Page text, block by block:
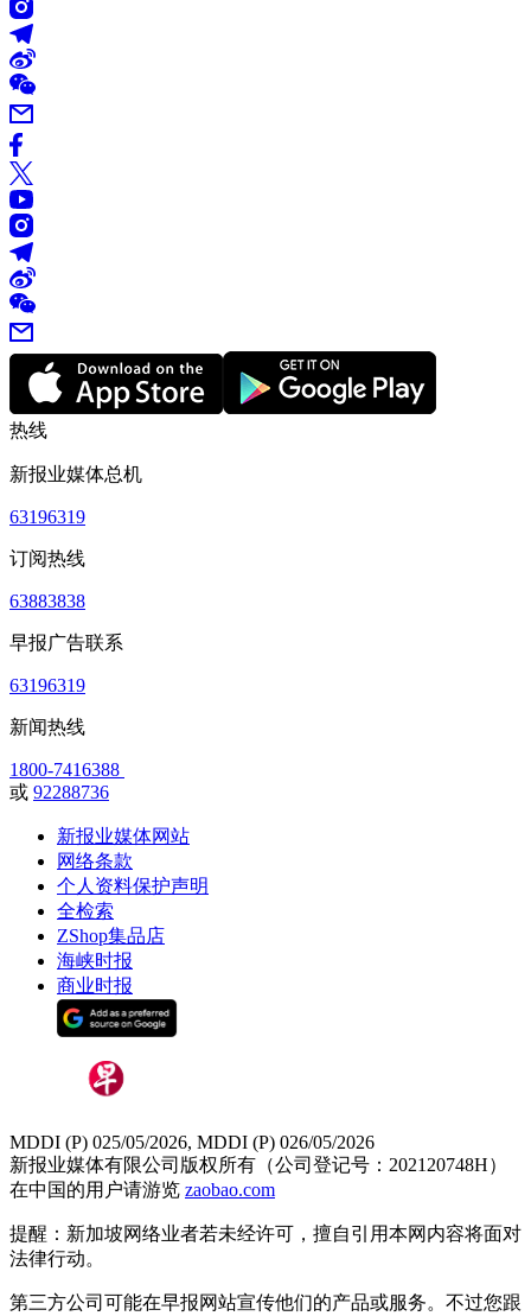
热线
新报业媒体总机
63196319
订阅热线
63883838
早报广告联系
63196319
新闻热线
1800-7416388
或 92288736
新报业媒体网站
网络条款
个人资料保护声明
全检索
ZShop集品店
海峡时报
商业时报
MDDI (P) 025/05/2026, MDDI (P) 026/05/2026
新报业媒体有限公司版权所有（公司登记号：202120748H）
在中国的用户请游览 zaobao.com
提醒：新加坡网络业者若未经许可，擅自引用本网内容将面对
法律行动。
第三方公司可能在早报网站宣传他们的产品或服务。不过您跟